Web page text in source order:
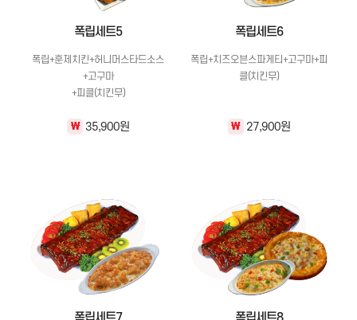
폭립세트5
폭립+훈제치킨+허니머스타드소스
+고구마
+피클(치킨무)
\ 35,900원
폭립세트6
폭립+치즈오븐스파게티+고구마+피
클(치킨무)
\ 27,900원